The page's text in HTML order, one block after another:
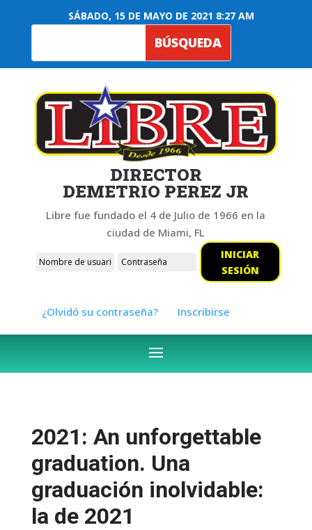
SÁBADO, 15 DE MAYO DE 2021 8:27 AM
DIRECTOR
DEMETRIO PEREZ JR
Libre fue fundado el 4 de Julio de 1966 en la
ciudad de Miami, FL
INICIAR
SESIÓN
¿Olvidó su contraseña? Inscribirse
2021: An unforgettable
graduation. Una
graduación inolvidable:
la de 2021